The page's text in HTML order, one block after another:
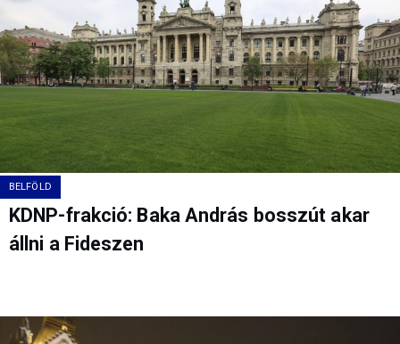
BELFÖLD
KDNP-frakció: Baka András bosszút akar
állni a Fideszen